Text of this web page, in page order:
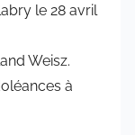
le 28 avril
Weisz.
à